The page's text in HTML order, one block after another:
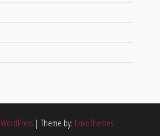
WordPress | Theme by: EnvoThemes